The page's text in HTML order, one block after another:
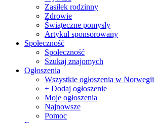
Zasiłek rodzinny
Zdrowie
Świąteczne pomysły
Artykuł sponsorowany
Społeczność
Społeczność
Szukaj znajomych
Ogłoszenia
Wszystkie ogłoszenia w Norwegii
+ Dodaj ogłoszenie
Moje ogłoszenia
Najnowsze
Pomoc